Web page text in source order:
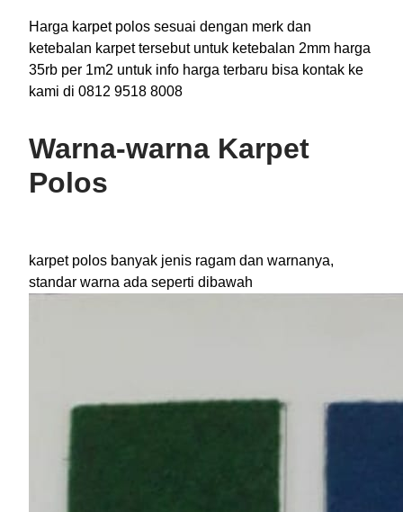
Harga karpet polos sesuai dengan merk dan
ketebalan karpet tersebut untuk ketebalan 2mm harga
35rb per 1m2 untuk info harga terbaru bisa kontak ke
kami di 0812 9518 8008
Warna-warna Karpet
Polos
karpet polos banyak jenis ragam dan warnanya,
standar warna ada seperti dibawah